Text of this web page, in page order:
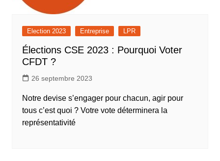
Election 2023 Entreprise LPR
Élections CSE 2023 : Pourquoi Voter
CFDT ?
26 septembre 2023
Notre devise s’engager pour chacun, agir pour
tous c’est quoi ? Votre vote déterminera la
représentativité